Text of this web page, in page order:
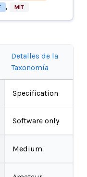
, MIT
Detalles de la
Taxonomía
Specification
Software only
Medium